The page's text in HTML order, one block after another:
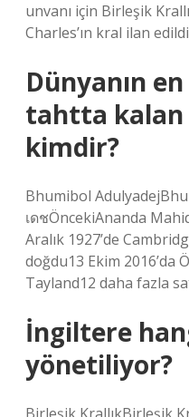
unvanı için Birleşik
Charles’ın kral ilan
Dünyanın
tahtta kalan
kimdir?
Bhumibol
เดชÖncekiAnanda
Aralık 1927’de
doğdu13 Ekim 2016’da
Tayland12 daha fazla
İngiltere
yönetiliyor?